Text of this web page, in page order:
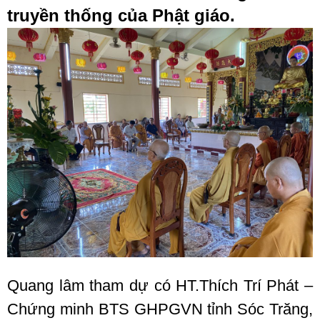
truyền thống của Phật giáo.
Quang lâm tham dự có HT.Thích Trí Phát –
Chứng minh BTS GHPGVN tỉnh Sóc Trăng,